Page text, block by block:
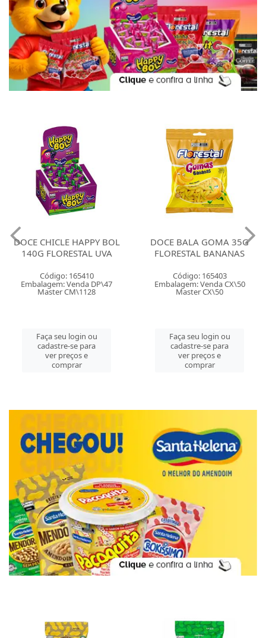
DOCE CHICLE HAPPY BOL
140G FLORESTAL UVA
Código: 165410
Embalagem: Venda DP\47
Master CM\1128
Faça seu login ou
cadastre-se para
ver preços e
comprar
DOCE BALA GOMA 35G
FLORESTAL BANANAS
Código: 165403
Embalagem: Venda CX\50
Master CX\50
Faça seu login ou
cadastre-se para
ver preços e
comprar